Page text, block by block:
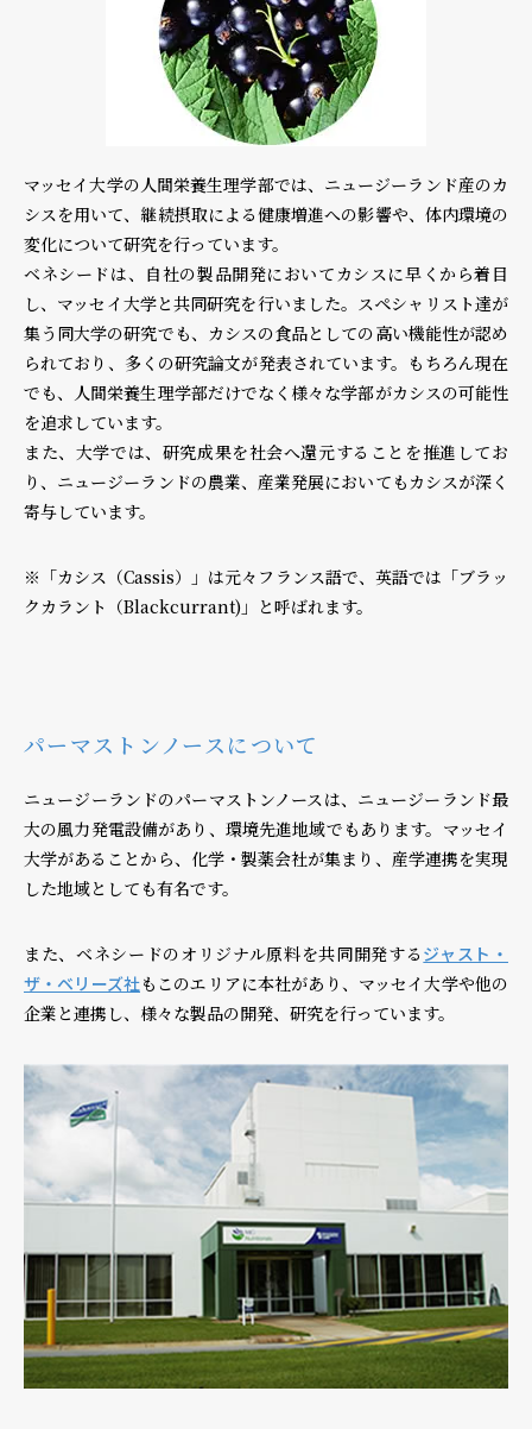
マッセイ大学の人間栄養生理学部では、ニュージーランド産のカ
シスを用いて、継続摂取による健康増進への影響や、体内環境の
変化について研究を行っています。
ベネシードは、自社の製品開発においてカシスに早くから着目
し、マッセイ大学と共同研究を行いました。スペシャリスト達が
集う同大学の研究でも、カシスの食品としての高い機能性が認め
られており、多くの研究論文が発表されています。もちろん現在
でも、人間栄養生理学部だけでなく様々な学部がカシスの可能性
を追求しています。
また、大学では、研究成果を社会へ還元することを推進してお
り、ニュージーランドの農業、産業発展においてもカシスが深く
寄与しています。
※「カシス（Cassis）」は元々フランス語で、英語では「ブラッ
クカラント（Blackcurrant)」と呼ばれます。
パーマストンノースについて
ニュージーランドのパーマストンノースは、ニュージーランド最
大の風力発電設備があり、環境先進地域でもあります。マッセイ
大学があることから、化学・製薬会社が集まり、産学連携を実現
した地域としても有名です。
また、ベネシードのオリジナル原料を共同開発する ジャスト・
ザ・ベリーズ社もこのエリアに本社があり、マッセイ大学や他の
企業と連携し、様々な製品の開発、研究を行っています。